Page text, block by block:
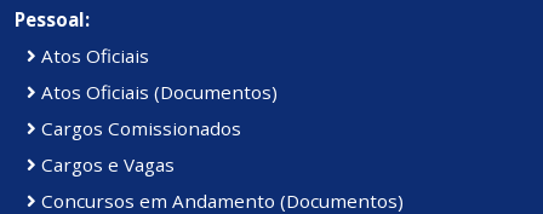
Pessoal:
Atos Oficiais
Atos Oficiais (Documentos)
Cargos Comissionados
Cargos e Vagas
Concursos em Andamento (Documentos)